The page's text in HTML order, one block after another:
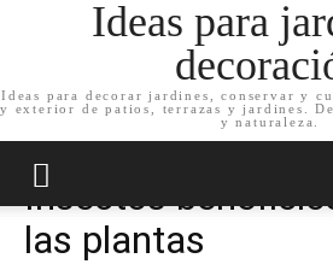
Ideas para
Ideas para decorar jardines, conservar y
y exterior de patios, terrazas y jardines.
y naturaleza.
Inicio Cuida tu jardín
Insectos
las plantas